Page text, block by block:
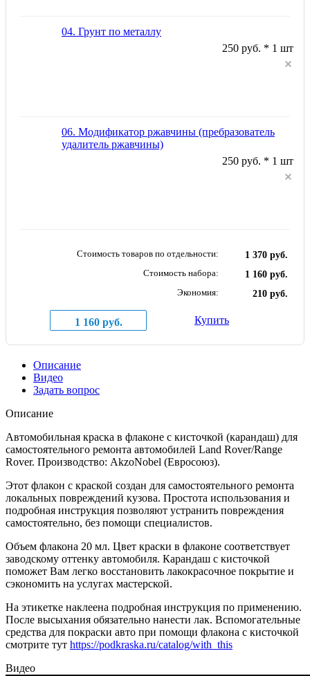
04. Грунт по металлу
250 руб. * 1 шт
06. Модификатор ржавчины (пребразователь
удалитель ржавчины)
250 руб. * 1 шт
Стоимость товаров по отдельности:
1 370 руб.
Стоимость набора:
1 160 руб.
Экономия:
210 руб.
1 160 руб. Купить
Описание
Видео
Задать вопрос
Описание
Автомобильная краска в флаконе с кисточкой (карандаш) для
самостоятельного ремонта автомобилей Land Rover/Range
Rover. Производство: AkzoNobel (Евросоюз).
Этот флакон с краской создан для самостоятельного ремонта
локальных повреждений кузова. Простота использования и
подробная инструкция позволяют устранить повреждения
самостоятельно, без помощи специалистов.
Объем флакона 20 мл. Цвет краски в флаконе соответствует
заводскому оттенку автомобиля. Карандаш с кисточкой
поможет Вам легко восстановить лакокрасочное покрытие и
сэкономить на услугах мастерской.
На этикетке наклеена подробная инструкция по применению.
После высыхания обязательно нанести лак. Вспомогательные
средства для покраски авто при помощи флакона с кисточкой
смотрите тут https://podkraska.ru/catalog/with_this
Видео